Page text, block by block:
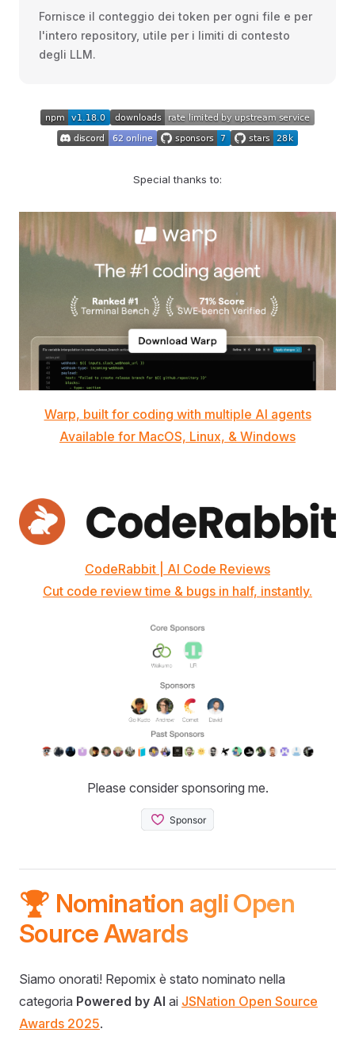
Fornisce il conteggio dei token per ogni file e per
l'intero repository, utile per i limiti di contesto
degli LLM.
Special thanks to:
Warp, built for coding with multiple AI agents
Available for MacOS, Linux, & Windows
CodeRabbit | AI Code Reviews
Cut code review time & bugs in half, instantly.
Please consider sponsoring me.
🏆 Nomination agli Open
Source Awards
Siamo onorati! Repomix è stato nominato nella
categoria Powered by AI ai JSNation Open Source
Awards 2025.